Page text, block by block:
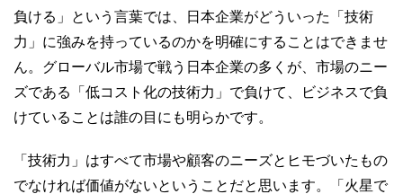
負ける」という言葉では、日本企業がどういった「技術
力」に強みを持っているのかを明確にすることはできませ
ん。グローバル市場で戦う日本企業の多くが、市場のニー
ズである「低コスト化の技術力」で負けて、ビジネスで負
けていることは誰の目にも明らかです。
「技術力」はすべて市場や顧客のニーズとヒモづいたもの
でなければ価値がないということだと思います。「火星で